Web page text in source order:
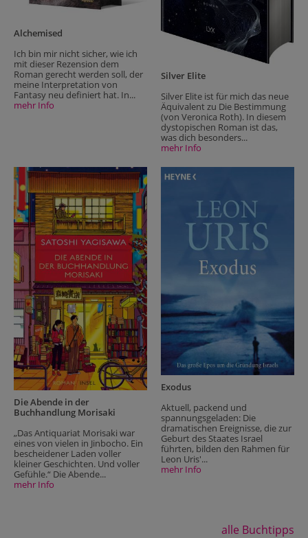
Alchemised
Ich bin mir nicht sicher, wie ich
mit dieser Rezension dem
Roman gerecht werden soll, der
meine Interpretation von
Fantasy neu definiert hat. In...
mehr Info
Silver Elite
Silver Elite ist für mich das neue
Äquivalent zu Die Bestimmung
(von Veronica Roth). In diesem
dystopischen Roman ist das,
was dich besonders...
mehr Info
Die Abende in der
Buchhandlung Morisaki
„Das Antiquariat Morisaki war
eines von vielen in Jinbocho. Ein
bescheidener Laden voller
kleiner Geschichten. Und voller
Gefühle.“ Die Abende...
mehr Info
Exodus
Aktuell, packend und
spannungsgeladen: Die
dramatischen Ereignisse, die zur
Geburt des Staates Israel
führten, bilden den Rahmen für
Leon Uris'...
mehr Info
alle Buchtipps